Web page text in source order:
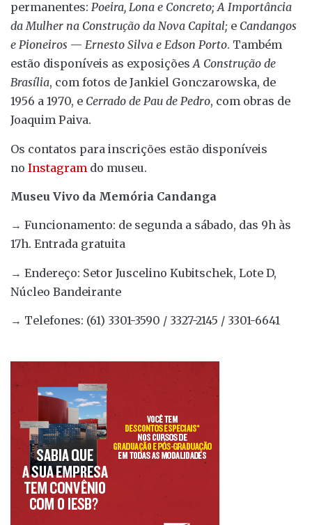
permanentes: Poeira, Lona e Concreto; A Importância
da Mulher na Construção da Nova Capital; e Candangos
e Pioneiros — Ernesto Silva e Edson Porto. Também
estão disponíveis as exposiçõesA Construção de
Brasília, com fotos de Jankiel Gonczarowska, de
1956 a 1970, e Cerrado de Pau de Pedro, com obras de
Joaquim Paiva.
Os contatos para inscrições estão disponíveis
no Instagram do museu.
Museu Vivo da Memória Candanga
→ Funcionamento: de segunda a sábado, das 9h às
17h. Entrada gratuita
→ Endereço: Setor Juscelino Kubitschek, Lote D,
Núcleo Bandeirante
→ Telefones: (61) 3301-3590 / 3327-2145 / 3301-6641